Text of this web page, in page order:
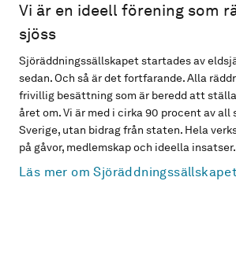
Vi är en ideell förening som
sjöss
Sjöräddningssällskapet startades av
sedan. Och så är det fortfarande. Alla
frivillig besättning som är beredd att
året om. Vi är med i cirka 90 procent av all
Sverige, utan bidrag från staten. Hela
på gåvor, medlemskap och ideella insatser.
Läs mer om Sjöräddningssällskapet